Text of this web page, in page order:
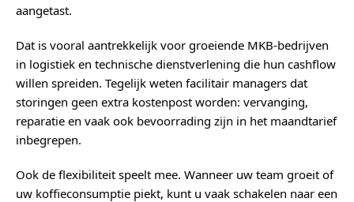
aangetast.
Dat is vooral aantrekkelijk voor groeiende MKB-bedrijven
in logistiek en technische dienstverlening die hun cashflow
willen spreiden. Tegelijk weten facilitair managers dat
storingen geen extra kostenpost worden: vervanging,
reparatie en vaak ook bevoorrading zijn in het maandtarief
inbegrepen.
Ook de flexibiliteit speelt mee. Wanneer uw team groeit of
uw koffieconsumptie piekt, kunt u vaak schakelen naar een